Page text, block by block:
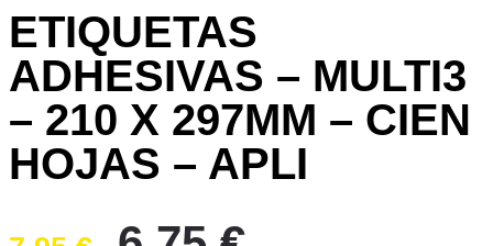
ETIQUETAS
ADHESIVAS – MULTI3
– 210 X 297MM – CIEN
HOJAS – APLI
El
El